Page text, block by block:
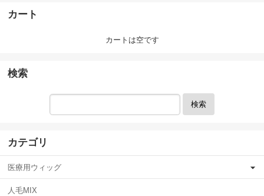
カート
カートは空です
検索
検索
カテゴリ
医療用ウィッグ
人毛MIX